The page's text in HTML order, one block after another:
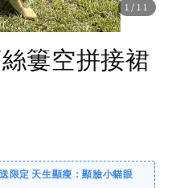
1 /11
簍空拼接裙
限定 天生顯瘦：顯臉小貓眼